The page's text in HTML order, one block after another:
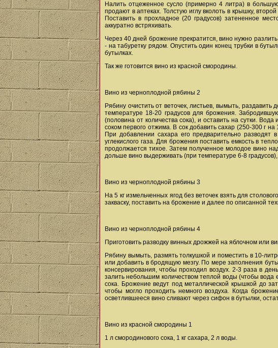
Налить отцеженное сусло (примерно 4 литра) в
продают в аптеках. Толстую иглу вколоть в крышку,
Поставить в прохладное (20 градусов) затененное
аккуратно встряхивать.
Через 40 дней брожение прекратится, вино нужно
- на табуретку рядом. Опустить один конец трубки в
бутылках.
Так же готовится вино из красной смородины.
Вино из черноплодной рябины 2
Рябину очистить от веточек, листьев, вымыть,
температуре 18-20 градусов для брожения.
(половина от количества сока), и оставить на сутки.
соком первого отжима. В сок добавить сахар (250-300 г
При добавлении сахара его предварительно
углекислого газа. Для брожения поставить емкость в
продолжается тихое. Затем полученное молодое вино
дольше вино выдерживать (при температуре 6-8
Вино из черноплодной рябины 3
На 5 кг измельченных ягод без веточек взять для
закваску, поставить на брожение и далее по описанной
Вино из черноплодной рябины 4
Приготовить разводку винных дрожжей на яблочном или
Рябину вымыть, размять толкушкой и поместить в 10-
или добавить в бродящую мезгу. По мере заполнения
консервирования, чтобы проходил воздух. 2-3 раза в
залить небольшим количеством теплой воды (чтобы
сока. Брожение ведут под металлической крышкой до
чтобы могло проходить немного воздуха. Когда
осветлившееся вино сливают через сифон в бутылки,
Вино из красной смородины 1
1 л смородинового сока, 1 кг сахара, 2 л воды.